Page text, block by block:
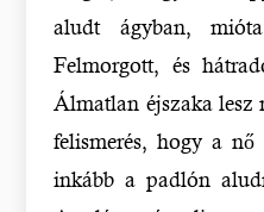
aludt ágyban,
Felmorgott, és
Álmatlan éjszaka lesz
felismerés, hogy a
inkább a padlón